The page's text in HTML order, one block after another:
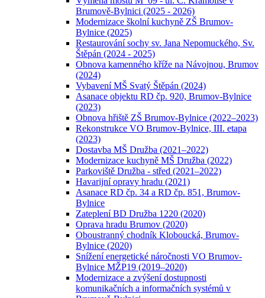
Brumově-Bylnici (2025 - 2026)
Modernizace školní kuchyně ZŠ Brumov-
Bylnice (2025)
Restaurování sochy sv. Jana Nepomuckého, Sv.
Štěpán (2024 - 2025)
Obnova kamenného kříže na Návojnou, Brumov
(2024)
Vybavení MŠ Svatý Štěpán (2024)
Asanace objektu RD čp. 920, Brumov-Bylnice
(2023)
Obnova hřiště ZŠ Brumov-Bylnice (2022–2023)
Rekonstrukce VO Brumov-Bylnice, III. etapa
(2023)
Dostavba MŠ Družba (2021–2022)
Modernizace kuchyně MŠ Družba (2022)
Parkoviště Družba - střed (2021–2022)
Havarijní opravy hradu (2021)
Asanace RD čp. 34 a RD čp. 851, Brumov-
Bylnice
Zateplení BD Družba 1220 (2020)
Oprava hradu Brumov (2020)
Oboustranný chodník Kloboucká, Brumov-
Bylnice (2020)
Snížení energetické náročnosti VO Brumov-
Bylnice MŽP19 (2019–2020)
Modernizace a zvýšení dostupnosti
komunikačních a informačních systémů v